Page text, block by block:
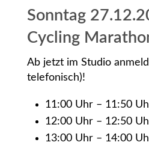
Sonntag
Cycling
Ab jetzt im Studio
telefonisch)!
11:00 Uhr – 11:50
12:00 Uhr – 12:50
13:00 Uhr – 14:00